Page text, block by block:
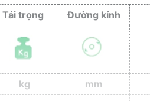
Tải trọng Đường kính
kg mm